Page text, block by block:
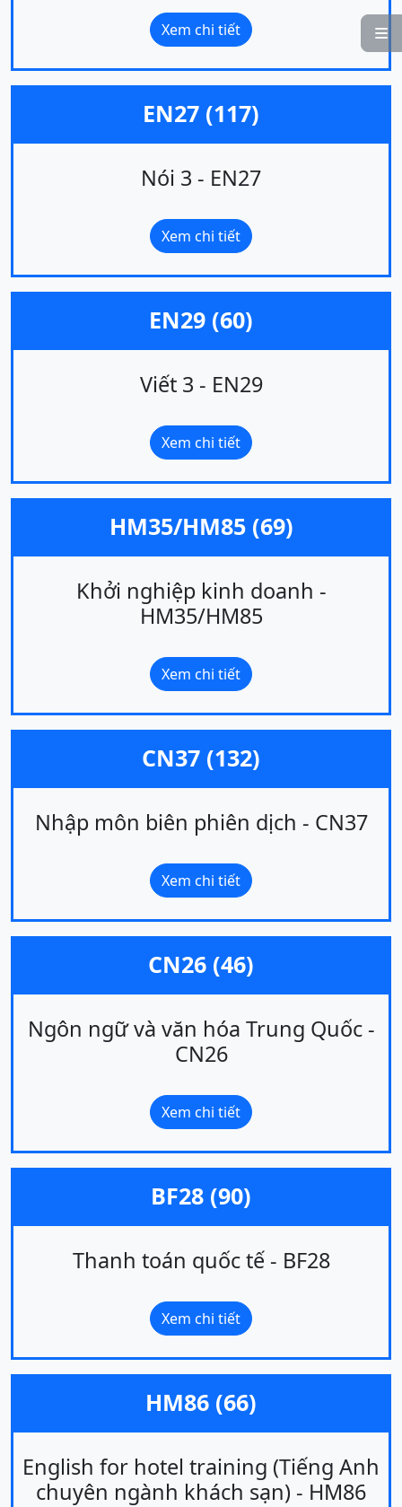

Xem chi tiết
EN27 (117)
Nói 3 - EN27
Xem chi tiết
EN29 (60)
Viết 3 - EN29
Xem chi tiết
HM35/HM85 (69)
Khởi nghiệp kinh doanh -
HM35/HM85
Xem chi tiết
CN37 (132)
Nhập môn biên phiên dịch - CN37
Xem chi tiết
CN26 (46)
Ngôn ngữ và văn hóa Trung Quốc -
CN26
Xem chi tiết
BF28 (90)
Thanh toán quốc tế - BF28
Xem chi tiết
HM86 (66)
English for hotel training (Tiếng Anh
chuyên ngành khách sạn) - HM86